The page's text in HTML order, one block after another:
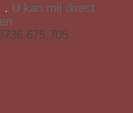
. U kan mij direct